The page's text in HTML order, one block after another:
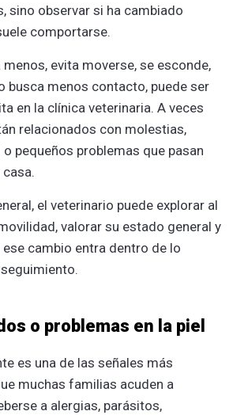
sino observar si ha cambiado
comportarse.
evita moverse, se esconde,
busca menos contacto, puede ser
en la clínica veterinaria. A veces
relacionados con molestias,
pequeños problemas que pasan
el veterinario puede explorar al
valorar su estado general y
cambio entra dentro de lo
o problemas en la piel
es una de las señales más
muchas familias acuden a
a alergias, parásitos,